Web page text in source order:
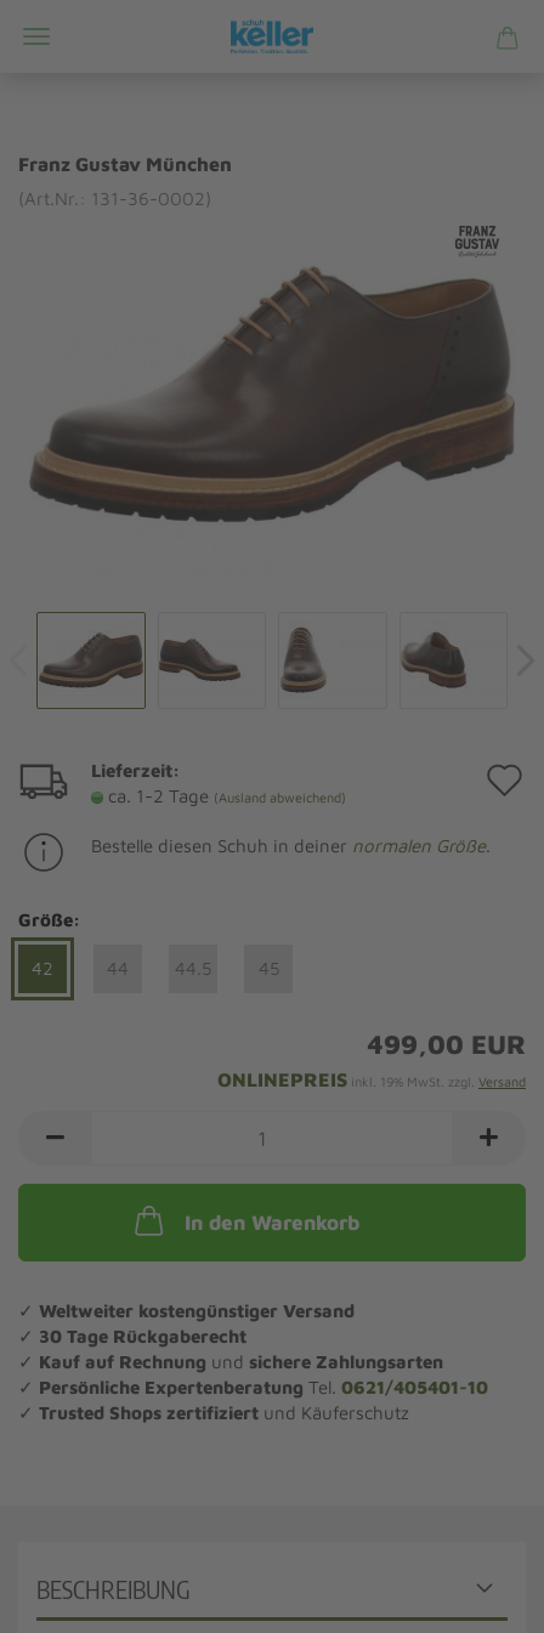
Franz Gustav München
(Art.Nr.: 131-36-0002)
Lieferzeit:
ca. 1-2 Tage (Ausland abweichend)
Bestelle diesen Schuh in deiner normalen Größe.
Größe:
42 44 44.5 45
499,00 EUR
ONLINEPREIS inkl. 19% MwSt. zzgl. Versand
In den Warenkorb
✓ Weltweiter kostengünstiger Versand
✓ 30 Tage Rückgaberecht
✓ Kauf auf Rechnung und sichere Zahlungsarten
✓ Persönliche Expertenberatung Tel. 0621/405401-10
✓ Trusted Shops zertifiziert und Käuferschutz
BESCHREIBUNG